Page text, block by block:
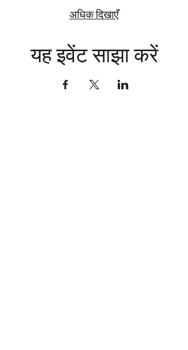
अधिक दिखाएँ
यह इवेंट साझा करें